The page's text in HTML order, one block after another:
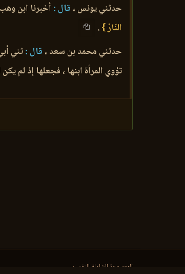
حدثني يونس ، قال :أخبرنا ابن
النّارُ }.
حدثني محمد بن سعد ، قال :ثني
تؤوي المرأة ابنها ، فجعلها إذ لم
الموسوعة الشاملة للتفسير